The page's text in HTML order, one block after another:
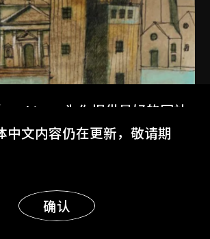
」为你提供最好的网站
明白
中文内容仍在更新，敬请期
确认
显示更多